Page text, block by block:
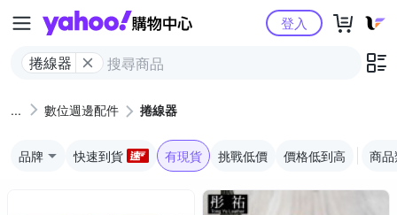
Yahoo購物中心
捲線器
登入
數位週邊配件 捲線器
品牌 快速到貨 有現貨 挑戰低價 價格低到高 商